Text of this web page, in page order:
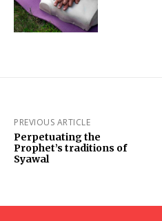
PREVIOUS ARTICLE
Perpetuating the
Prophet’s traditions of
Syawal